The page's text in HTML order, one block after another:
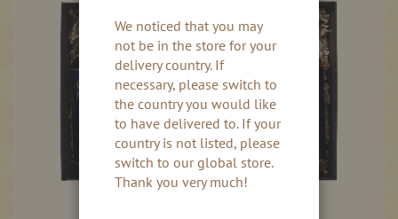
We noticed that you may
not be in the store for your
delivery country. If
necessary, please switch to
the country you would like
to have delivered to. If your
country is not listed, please
switch to our global store.
Thank you very much!